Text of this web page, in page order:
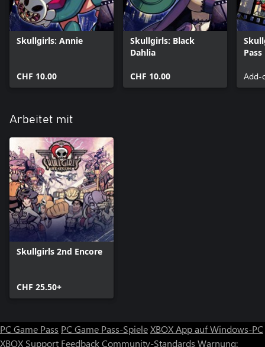
Skullgirls: Annie
CHF 10.00
Skullgirls: Black
Dahlia
CHF 10.00 Add-
Arbeitet mit
Skullgirls 2nd Encore
CHF 25.50+
PC Game Pass PC Game Pass-SpieleXBOX App auf Windows-PC
XBOX Support FeedbackCommunity-Standards Warnung: